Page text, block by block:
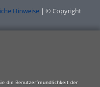
Hinweise | © Copyright
die Benutzerfreundlichkeit der